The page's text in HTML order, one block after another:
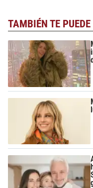
TAMBIÉN TE